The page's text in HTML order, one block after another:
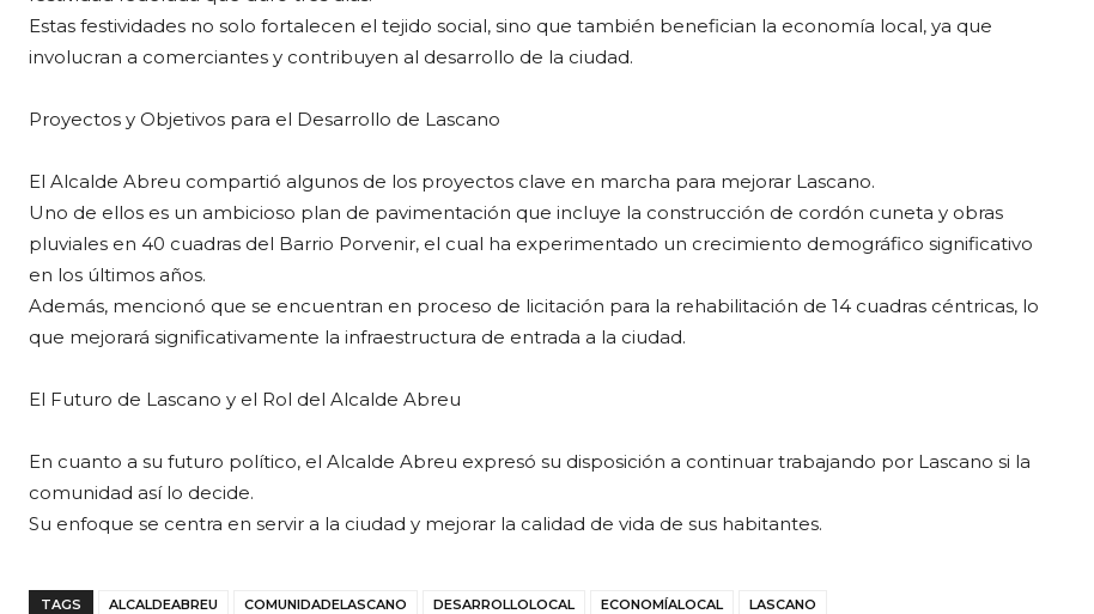
Estas festividades no solo fortalecen el tejido social, sino que también benefician la economía local, ya que
involucran a comerciantes y contribuyen al desarrollo de la ciudad.
Proyectos y Objetivos para el Desarrollo de Lascano
El Alcalde Abreu compartió algunos de los proyectos clave en marcha para mejorar Lascano.
Uno de ellos es un ambicioso plan de pavimentación que incluye la construcción de cordón cuneta y obras
pluviales en 40 cuadras del Barrio Porvenir, el cual ha experimentado un crecimiento demográfico significativo
en los últimos años.
Además, mencionó que se encuentran en proceso de licitación para la rehabilitación de 14 cuadras céntricas, lo
que mejorará significativamente la infraestructura de entrada a la ciudad.
El Futuro de Lascano y el Rol del Alcalde Abreu
En cuanto a su futuro político, el Alcalde Abreu expresó su disposición a continuar trabajando por Lascano si la
comunidad así lo decide.
Su enfoque se centra en servir a la ciudad y mejorar la calidad de vida de sus habitantes.
TAGS ALCALDEABREU COMUNIDADELASCANO DESARROLLOLOCAL ECONOMÍALOCAL LASCANO